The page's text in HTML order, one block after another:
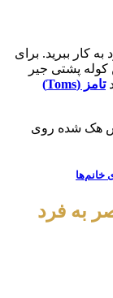
کار ببرید. برای
کوله پشتی جیر
تامز (Toms
)
هک شده روی
خانم‌ها
به فرد